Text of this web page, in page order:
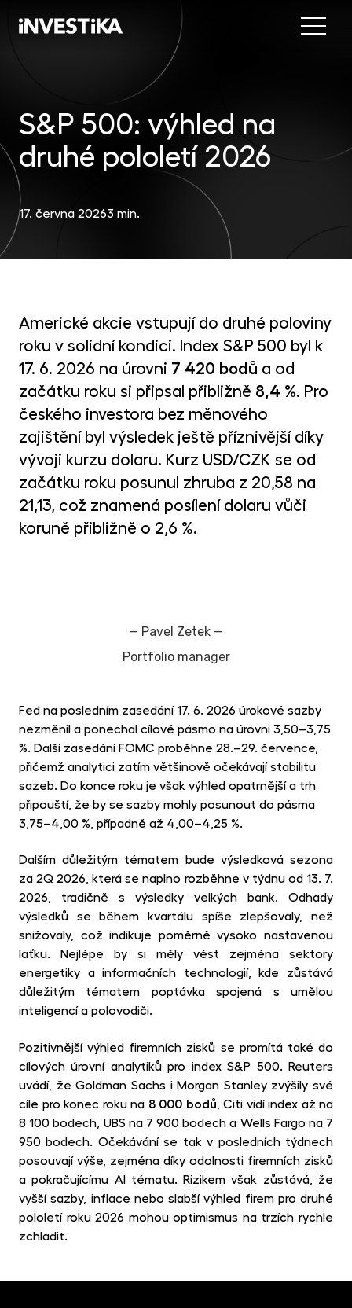
Menu
DIP
S&P 500: výhled na
druhé pololetí 2026
17. června 20263 min.
Americké akcie vstupují do druhé poloviny
roku v solidní kondici. Index S&P 500 byl k
17. 6. 2026 na úrovni 7 420 bodů a od
začátku roku si připsal přibližně 8,4 %. Pro
českého investora bez měnového
zajištění byl výsledek ještě příznivější díky
vývoji kurzu dolaru. Kurz USD/CZK se od
začátku roku posunul zhruba z 20,58 na
21,13, což znamená posílení dolaru vůči
koruně přibližně o 2,6 %.
— Pavel Zetek —
Portfolio manager
Fed na posledním zasedání 17. 6. 2026 úrokové sazby
nezměnil a ponechal cílové pásmo na úrovni 3,50–3,75
%. Další zasedání FOMC proběhne 28.–29. července,
přičemž analytici zatím většinově očekávají stabilitu
sazeb. Do konce roku je však výhled opatrnější a trh
připouští, že by se sazby mohly posunout do pásma
3,75–4,00 %, případně až 4,00–4,25 %.
Dalším důležitým tématem bude výsledková sezona
za 2Q 2026, která se naplno rozběhne v týdnu od 13. 7.
2026, tradičně s výsledky velkých bank. Odhady
výsledků se během kvartálu spíše zlepšovaly, než
snižovaly, což indikuje poměrně vysoko nastavenou
laťku. Nejlépe by si měly vést zejména sektory
energetiky a informačních technologií, kde zůstává
důležitým tématem poptávka spojená s umělou
inteligencí a polovodiči.
Pozitivnější výhled firemních zisků se promítá také do
cílových úrovní analytiků pro index S&P 500.
Reuters
uvádí, že Goldman Sachs i Morgan Stanley zvýšily své
cíle pro konec roku na 8 000 bodů , Citi vidí index až na
8 100 bodech, UBS na 7 900 bodech a Wells Fargo na 7
950 bodech. Očekávání se tak v posledních týdnech
posouvají výše, zejména díky odolnosti firemních zisků
a pokračujícímu AI tématu. Rizikem však zůstává, že
vyšší sazby, inflace nebo slabší výhled firem pro druhé
pololetí roku 2026 mohou optimismus na trzích rychle
zchladit.